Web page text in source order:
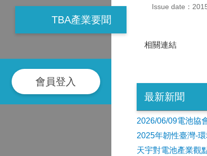
TBA產業要聞
會員登入
Issue date：
相關連結
最新新聞
2026/06/09電池協
2025年韌性臺灣-
天宇對電池產業觀